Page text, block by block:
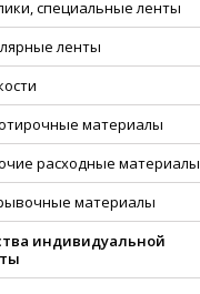
специальные ленты
ленты
материалы
расходные материалы
материалы
индивидуальной